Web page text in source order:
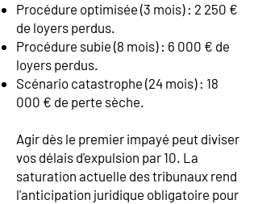
Procédure optimisée (3 mois) : 2 250 €
de loyers perdus.
Procédure subie (8 mois) : 6 000 € de
loyers perdus.
Scénario catastrophe (24 mois) : 18
000 € de perte sèche.
Agir dès le premier impayé peut diviser
vos délais d'expulsion par 10. La
saturation actuelle des tribunaux rend
l'anticipation juridique obligatoire pour